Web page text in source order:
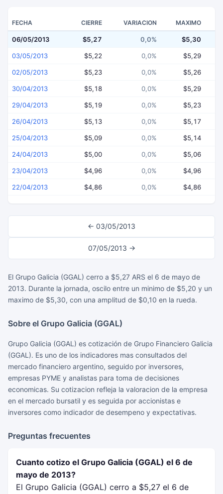
FECHA CIERRE VARIACION MAXIMO
06/05/2013 $5,27 0,0% $5,30
03/05/2013 $5,22 0,0% $5,29
02/05/2013 $5,23 0,0% $5,26
30/04/2013 $5,18 0,0% $5,29
29/04/2013 $5,19 0,0% $5,23
26/04/2013 $5,13 0,0% $5,17
25/04/2013 $5,09 0,0% $5,14
24/04/2013 $5,00 0,0% $5,06
23/04/2013 $4,96 0,0% $4,96
22/04/2013 $4,86 0,0% $4,86
← 03/05/2013
07/05/2013 →
El Grupo Galicia (GGAL) cerro a $5,27 ARS el 6 de mayo de
2013. Durante la jornada, oscilo entre un minimo de $5,20 y un
maximo de $5,30, con una amplitud de $0,10 en la rueda.
Sobre el Grupo Galicia (GGAL)
Grupo Galicia (GGAL) es cotización de Grupo Financiero Galicia
(GGAL). Es uno de los indicadores mas consultados del
mercado financiero argentino, seguido por inversores,
empresas PYME y analistas para toma de decisiones
economicas. Su cotizacion refleja la valoracion de la empresa
en el mercado bursatil y es seguida por accionistas e
inversores como indicador de desempeno y expectativas.
Preguntas frecuentes
Cuanto cotizo el Grupo Galicia (GGAL) el 6 de
mayo de 2013?
El Grupo Galicia (GGAL) cerro a $5,27 el 6 de